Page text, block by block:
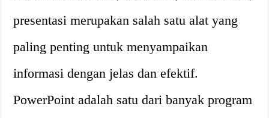
presentasi merupakan salah satu alat yang
paling penting untuk menyampaikan
informasi dengan jelas dan efektif.
PowerPoint adalah satu dari banyak program